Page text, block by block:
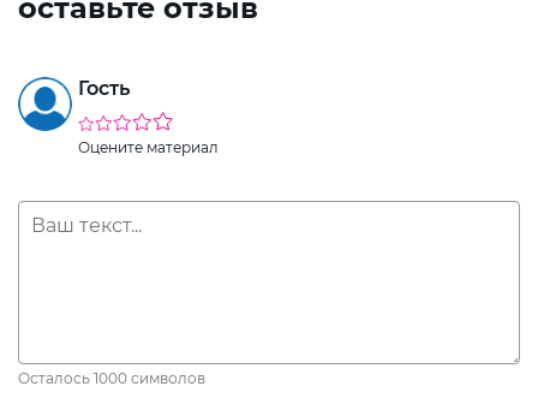
оставьте отзыв
Гость
Оцените материал
Осталось 1000 символов